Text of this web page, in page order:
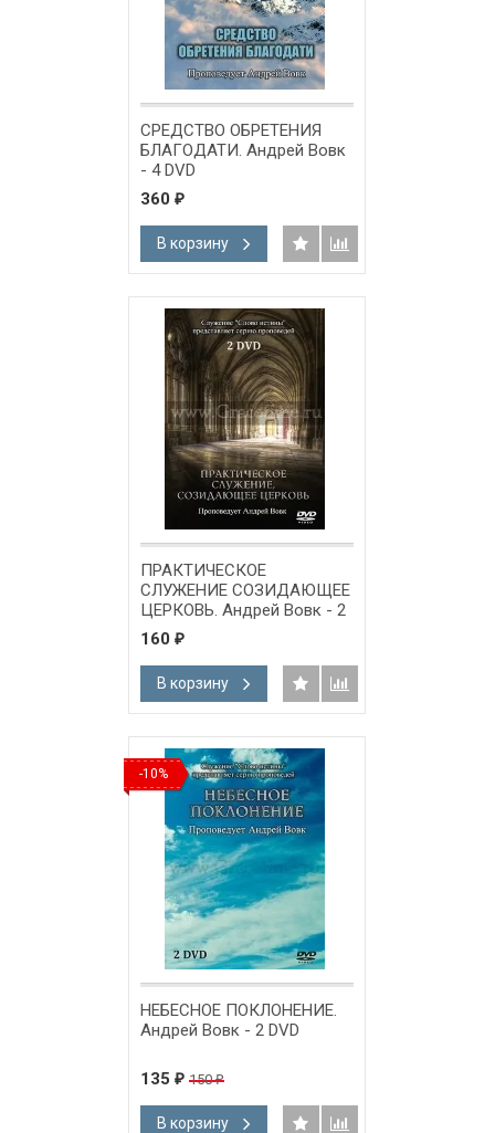
СРЕДСТВО ОБРЕТЕНИЯ
БЛАГОДАТИ. Андрей Вовк
- 4 DVD
360 ₽
В корзину
ПРАКТИЧЕСКОЕ
СЛУЖЕНИЕ СОЗИДАЮЩЕЕ
ЦЕРКОВЬ. Андрей Вовк - 2
DVD
160 ₽
В корзину
-10%
НЕБЕСНОЕ ПОКЛОНЕНИЕ.
Андрей Вовк - 2 DVD
135 ₽ 150₽
В корзину